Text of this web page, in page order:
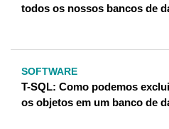
todos os nossos bancos de
SOFTWARE
T-SQL: Como podemos
os objetos em um banco de